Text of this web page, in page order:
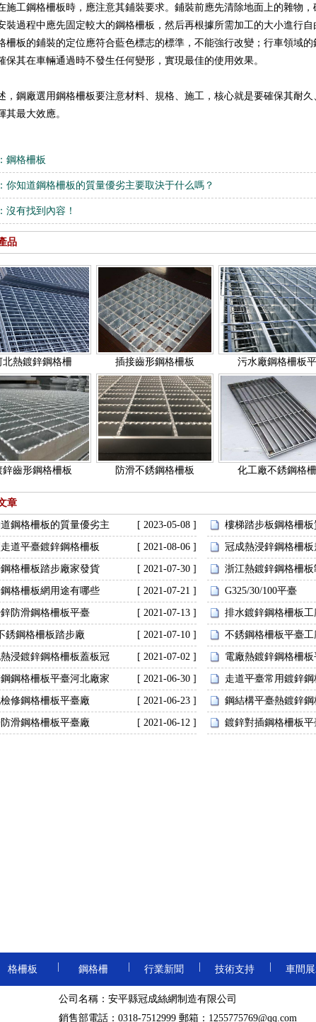
孔鋼格板
形鋼格板
鋼格板平臺
梯鋼格板
格板蓋板
格板護欄
格板吊頂
焊鋼格板
頂鋼格板
板鋼格板
熱鍍鋅格柵板
不銹鋼格柵板
平臺格柵板
鍍鋅格柵板
鋁板格柵
格柵板
平臺鋼格柵
鍍鋅鋼格柵
梯踏板
施工鋼格柵板時，應注意其鋪裝要求。鋪裝前應先清除地面上的雜物
裝過程中應先固定較大的鋼格柵板，然后再根據所需加工的大小進行
柵板的鋪裝的定位應符合藍色標志的標準，不能強行改變；行車領域
保其在車輛通過時不發生任何變形，實現最佳的使用效果。
，鋼廠選用鋼格柵板要注意材料、規格、施工，核心就是要確保其耐
其最大效應。
鋼格柵板
你知道鋼格柵板的質量優劣主要取決于什么嗎？
沒有找到內容！
品
北熱鍍鋅鋼格柵 插接齒形鋼格柵板 污水廠鋼格柵板平
鋅齒形鋼格柵板 防滑不銹鋼格柵板 化工廠不銹鋼格柵
章
鋼格柵板的質量優劣主 [ 2023-05-08 ] 樓梯踏步板鋼格柵
道平臺鍍鋅鋼格柵板 [ 2021-08-06 ] 冠成熱浸鋅鋼格柵
格柵板踏步廠家發貨 [ 2021-07-30 ] 浙江熱鍍鋅鋼格柵板
格柵板網用途有哪些 [ 2021-07-21 ] G325/30/100平臺
防滑鋼格柵板平臺 [ 2021-07-13 ] 排水鍍鋅鋼格柵板
銹鋼格柵板踏步廠 [ 2021-07-10 ] 不銹鋼格柵板平臺
浸鍍鋅鋼格柵板蓋板冠 [ 2021-07-02 ] 電廠熱鍍鋅鋼格柵板
鋼格柵板平臺河北廠家 [ 2021-06-30 ] 走道平臺常用鍍鋅
修鋼格柵板平臺廠 [ 2021-06-23 ] 鋼結構平臺熱鍍鋅鋼
滑鋼格柵板平臺廠 [ 2021-06-12 ] 鍍鋅對插鋼格柵板平
格柵板
地溝格柵板
鋼格柵
熱浸鋅鋼格柵
行業新聞 技術支持 車間
|公司名稱：安平縣冠成絲網制造有限公司
銷售部電話：0318-7512999 郵箱：1255775769@qq.com